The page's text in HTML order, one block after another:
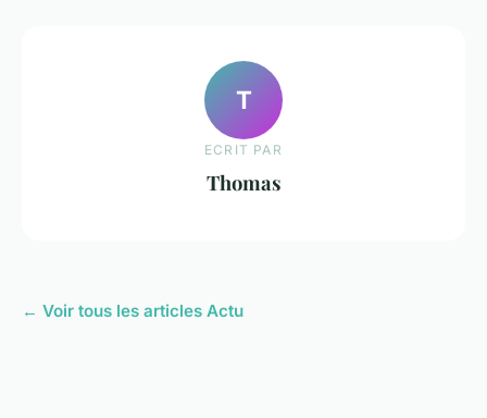
T
ECRIT PAR
Thomas
← Voir tous les articles Actu